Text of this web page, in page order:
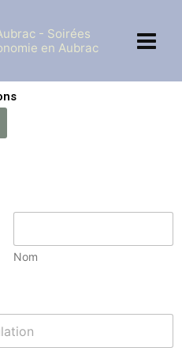
- Soirées
en Aubrac
Nom